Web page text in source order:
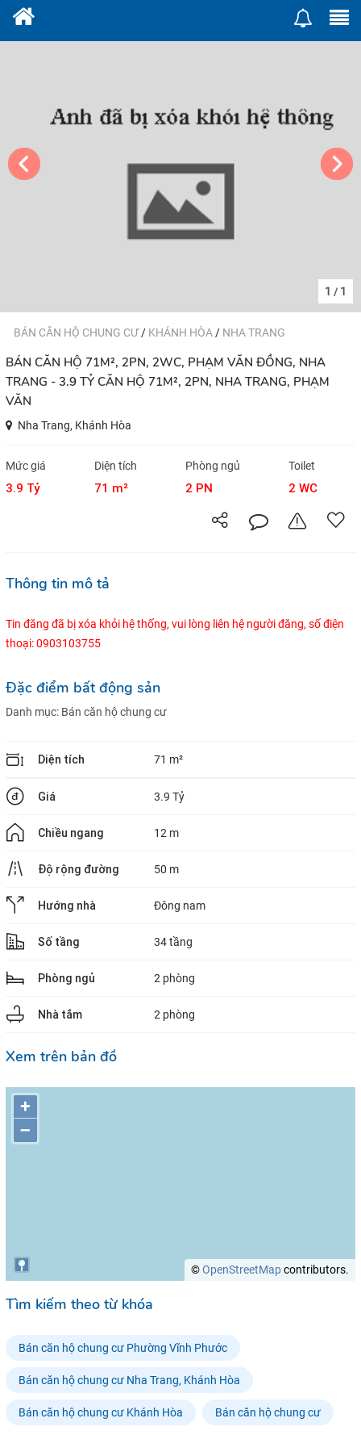
1 / 1
BÁN CĂN HỘ CHUNG CƯ/ KHÁNH HÒA / NHA TRANG
BÁN CĂN HỘ 71M², 2PN, 2WC, PHẠM VĂN ĐỒNG, NHA
TRANG - 3.9 TỶ CĂN HỘ 71M², 2PN, NHA TRANG, PHẠM
VĂN
Nha Trang, Khánh Hòa
Mức giá
3.9 Tỷ
Diện tích
71 m²
Phòng ngủ
2 PN
Toilet
2 WC
Thông tin mô tả
Tin đăng đã bị xóa khỏi hệ thống, vui lòng liên hệ người đăng, số điện
thoại: 0903103755
Đặc điểm bất động sản
Danh mục: Bán căn hộ chung cư
Diện tích 71 m²
Giá 3.9 Tỷ
Chiều ngang 12 m
Độ rộng đường 50 m
Hướng nhà Đông nam
Số tầng 34 tầng
Phòng ngủ 2 phòng
Nhà tắm 2 phòng
Xem trên bản đồ
+
–
©OpenStreetMapcontributors.
Tìm kiếm theo từ khóa
Bán căn hộ chung cư Phường Vĩnh Phước
Bán căn hộ chung cư Nha Trang, Khánh Hòa
Bán căn hộ chung cư Khánh Hòa Bán căn hộ chung cư